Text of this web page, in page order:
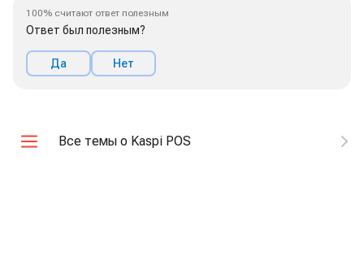
100% считают ответ полезным
Ответ был полезным?
Да Нет
Все темы о Kaspi POS